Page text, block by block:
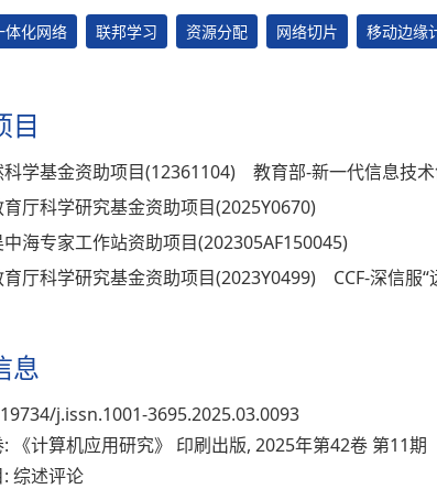
体化网络 联邦学习 资源分配 网络切片 移动边缘
目
学基金资助项目(12361104)
教育部-新一代信息技
厅科学研究基金资助项目(2025Y0670)
海专家工作站资助项目(202305AF150045)
厅科学研究基金资助项目(2023Y0499)
CCF-深信服
息
j.issn.1001-3695.2025.03.0093
《计算机应用研究》 印刷出版, 2025年第42卷 第11期
综述评论